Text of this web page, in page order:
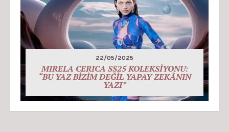
22/05/2025
MIRELA CERICA SS25 KOLEKSİYONU:
“BU YAZ BİZİM DEĞİL YAPAY ZEKÂNIN
YAZI”